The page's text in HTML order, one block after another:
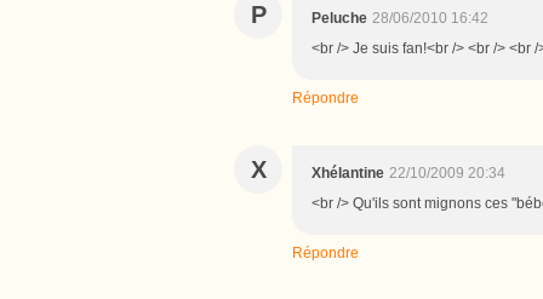
P Peluche 28/06/2010 16:42
<br /> Je suis fan!<br /> <br /> <br /
Répondre
X Xhélantine 22/10/2009 20:34
<br /> Qu'ils sont mignons ces
Répondre